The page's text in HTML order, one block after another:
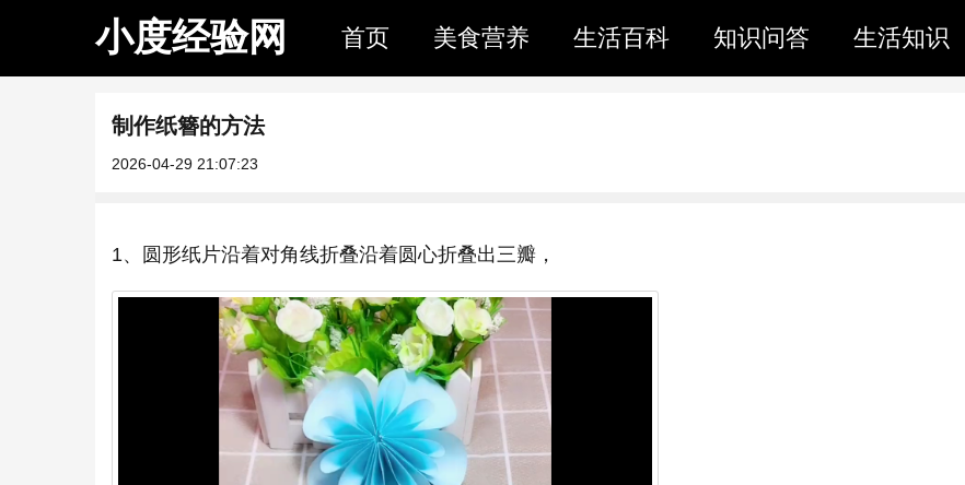
小度经验网 首页 美食营养 生活百科 知识问答 生活知识
制作纸簪的方法
2026-04-29 21:07:23
1、圆形纸片沿着对角线折叠沿着圆心折叠出三瓣，